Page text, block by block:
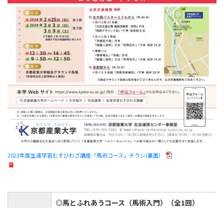
2023年度生涯学習むすびわざ講座「馬術コース」チラシ(裏面）
◎馬とふれあうコース（馬術入門）（全1回）